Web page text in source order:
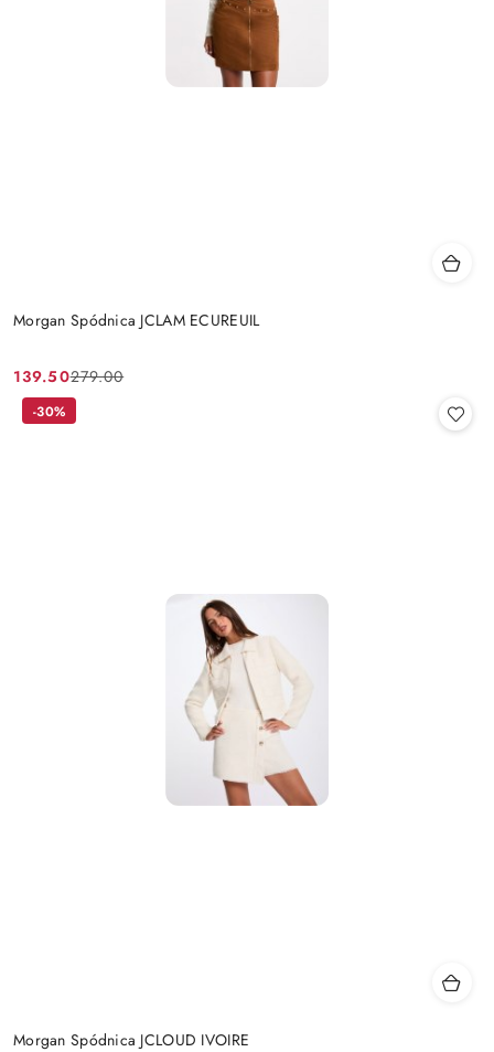
Morgan Spódnica JCLAM ECUREUIL
Cena
promocyjna:
139.50
Cena
przed
279.00
Morgan Spódnica JCLOUD IVOIRE
-30%